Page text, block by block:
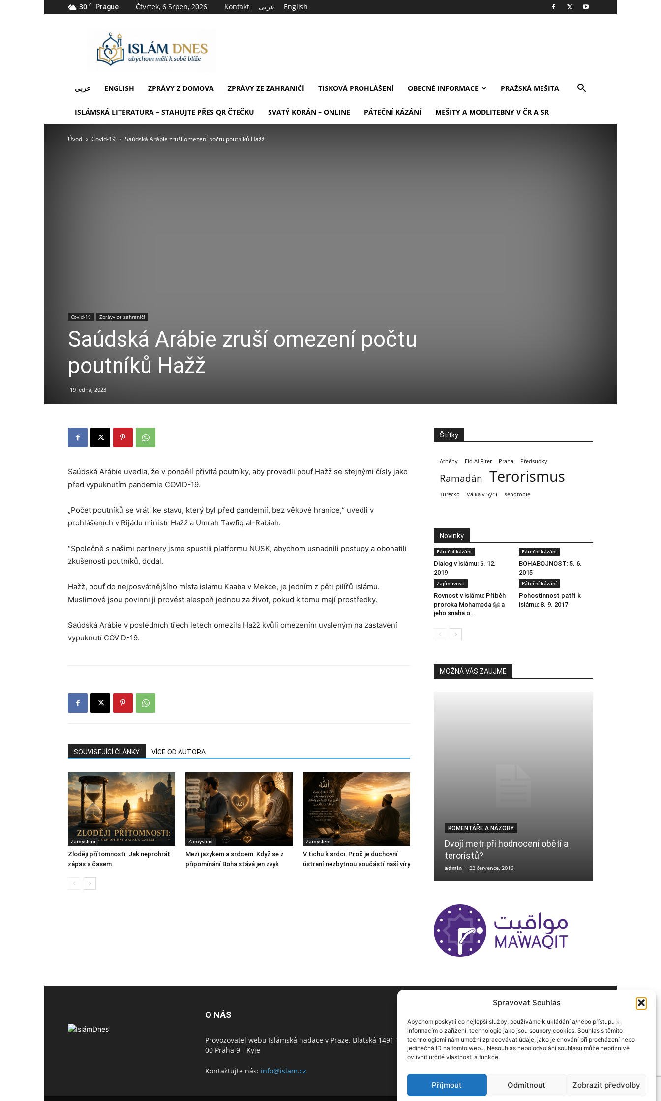
Spravovat Souhlas
Abychom poskytli co nejlepší služby, používáme k ukládání a/nebo přístupu k
informacím o zařízení, technologie jako jsou soubory cookies. Souhlas s těmito
technologiemi nám umožní zpracovávat údaje, jako je chování při procházení nebo
jedinečná ID na tomto webu. Nesouhlas nebo odvolání souhlasu může nepříznivě
ovlivnit určité vlastnosti a funkce.
Příjmout Odmítnout Zobrazit předvolby
30 C Prague Čtvrtek, 6 Srpen, 2026 Kontakt عربى English
عربي ENGLISH ZPRÁVY Z DOMOVA ZPRÁVY ZE ZAHRANIČÍ TISKOVÁ PROHLÁŠENÍ OBECNÉ INFORMACE PRAŽSKÁ MEŠITA
ISLÁMSKÁ LITERATURA – STAHUJTE PŘES QR ČTEČKU SVATÝ KORÁN – ONLINE PÁTEČNÍ KÁZÁNÍ MEŠITY A MODLITEBNY V ČR A SR
Úvod Covid-19 Saúdská Arábie zruší omezení počtu poutníků Hažž
Covid-19 Zprávy ze zahraničí
Saúdská Arábie zruší omezení počtu
poutníků Hažž
19 ledna, 2023
Saúdská Arábie uvedla, že v pondělí přivítá poutníky, aby provedli pouť Hažž se stejnými čísly jako
před vypuknutím pandemie COVID-19.
„Počet poutníků se vrátí ke stavu, který byl před pandemií, bez věkové hranice,“ uvedli v
prohlášeních v Rijádu ministr Hažž a Umrah Tawfiq al-Rabiah.
“Společně s našimi partnery jsme spustili platformu NUSK, abychom usnadnili postupy a obohatili
zkušenosti poutníků, dodal.
Hažž, pouť do nejposvátnějšího místa islámu Kaaba v Mekce, je jedním z pěti pilířů islámu.
Muslimové jsou povinni ji provést alespoň jednou za život, pokud k tomu mají prostředky.
Saúdská Arábie v posledních třech letech omezila Hažž kvůli omezením uvaleným na zastavení
vypuknutí COVID-19.
SOUVISEJÍCÍ ČLÁNKY VÍCE OD AUTORA
Zamyšlení
Zloději přítomnosti: Jak neprohrát
zápas s časem
Zamyšlení
Mezi jazykem a srdcem: Když se z
připomínání Boha stává jen zvyk
Zamyšlení
V tichu k srdci: Proč je duchovní
ústraní nezbytnou součástí naší víry
Štítky
Athény Eid Al Fiter Praha Předsudky
Ramadán Terorismus
Turecko Válka v Sýrii Xenofobie
Novinky
Páteční kázání
Dialog v islámu: 6. 12.
2019
Páteční kázání
BOHABOJNOST: 5. 6.
2015
Zajímavosti
Rovnost v islámu: Příběh
proroka Mohameda ﷺ a
jeho snaha o...
Páteční kázání
Pohostinnost patří k
islámu: 8. 9. 2017
MOŽNÁ VÁS ZAUJME
KOMENTÁŘE A NÁZORY
Dvojí metr při hodnocení obětí a
teroristů?
admin - 22 července, 2016
O NÁS
Provozovatel webu Islámská nadace v Praze. Blatská 1491 198
00 Praha 9 - Kyje
Kontaktujte nás: info@islam.cz